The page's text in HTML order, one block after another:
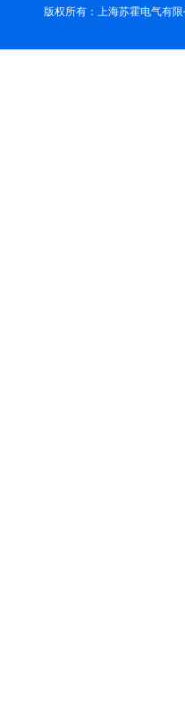
版权所有：上海苏霍电气有